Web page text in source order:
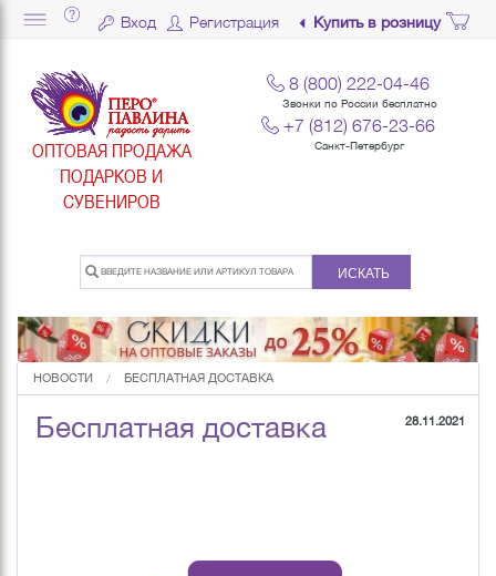
Вход Регистрация Купить в розницу
ОПТОВАЯ ПРОДАЖА
ПОДАРКОВ И
СУВЕНИРОВ
8 (800) 222-04-46
Звонки по России бесплатно
+7 (812) 676-23-66
Санкт-Петербург
ИСКАТЬ
НОВОСТИ БЕСПЛАТНАЯ ДОСТАВКА
Бесплатная доставка 28.11.2021